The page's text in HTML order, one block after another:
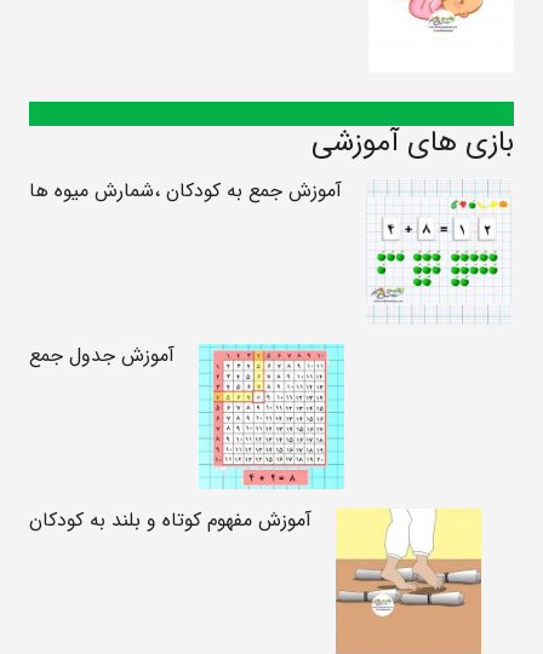
بازی های آموزشی
آموزش جمع به کودکان ،شمارش میوه ها
آموزش جدول جمع
آموزش مفهوم کوتاه و بلند به کودکان